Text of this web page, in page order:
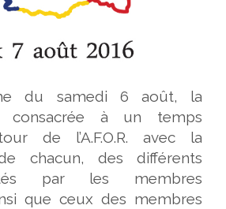
du samedi 6 août, la
consacrée à un temps
de l’A.F.O.R. avec la
chacun, des différents
par les membres
que ceux des membres